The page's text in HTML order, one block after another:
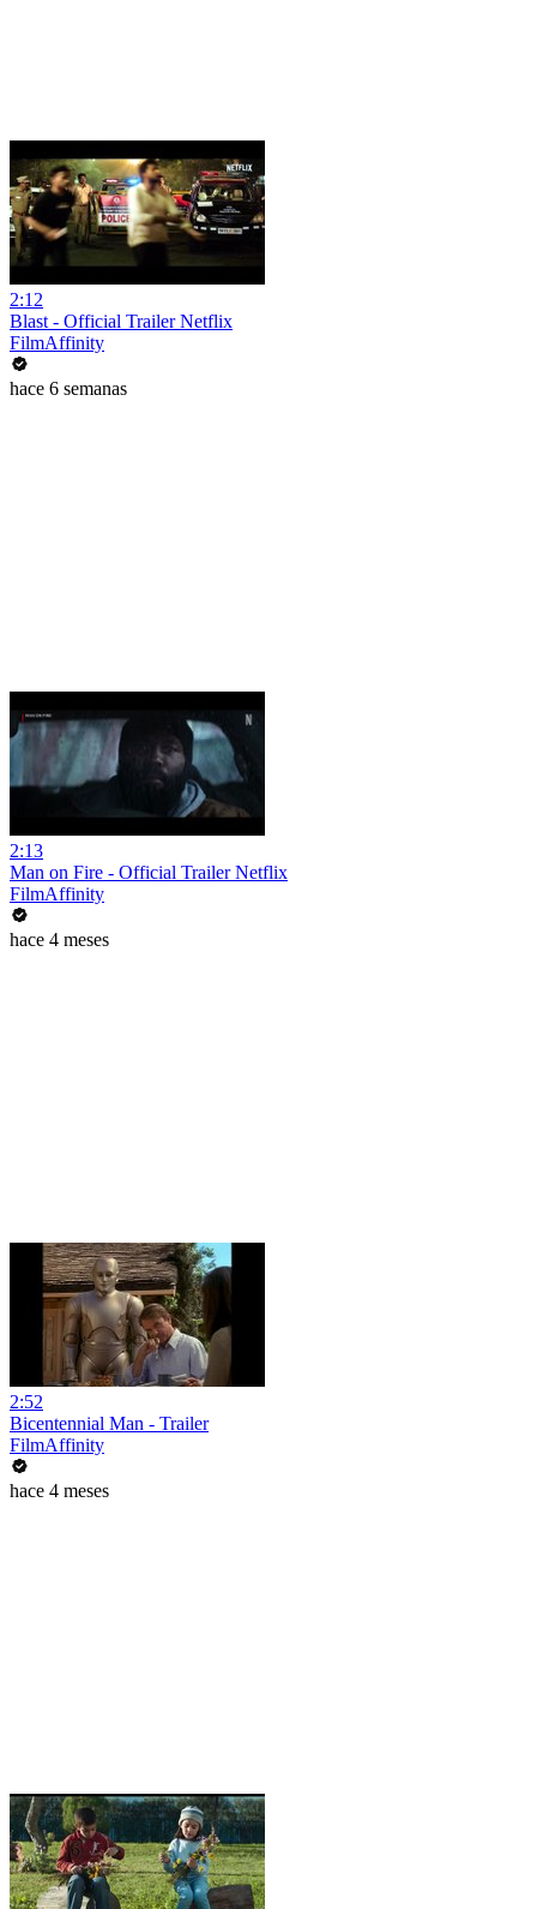
2:12
Blast - Official Trailer Netflix
FilmAffinity
hace 6 semanas
2:13
Man on Fire - Official Trailer Netflix
FilmAffinity
hace 4 meses
2:52
Bicentennial Man - Trailer
FilmAffinity
hace 4 meses